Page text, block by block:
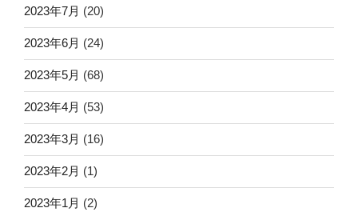
2023年7月 (20)
2023年6月 (24)
2023年5月 (68)
2023年4月 (53)
2023年3月 (16)
2023年2月 (1)
2023年1月 (2)